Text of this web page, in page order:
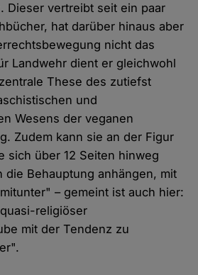
Dieser vertreibt seit ein paar
hat darüber hinaus aber
nicht das
Landwehr dient er gleichwohl
These des zutiefst
und
Wesens der veganen
Zudem kann sie an der Figur
sich über 12 Seiten hinweg
die Behauptung anhängen, mit
– gemeint ist auch hier:
religiöser
mit der Tendenz zu